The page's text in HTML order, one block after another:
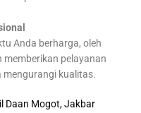
Anda berharga, oleh
memberikan pelayanan
kualitas.
Daan Mogot, Jakbar